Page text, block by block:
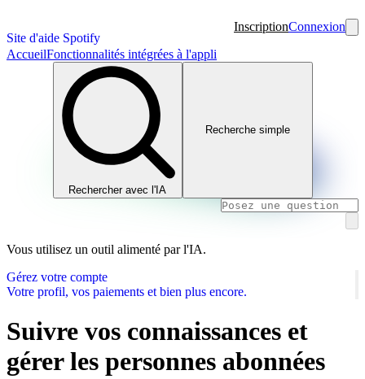
Site d'aide Spotify
InscriptionConnexion
AccueilFonctionnalités intégrées à l'appli
Rechercher avec l'IA
Recherche simple
Vous utilisez un outil alimenté par l'IA.
Gérez votre compte
Votre profil, vos paiements et bien plus encore.
Suivre vos connaissances et
gérer les personnes abonnées